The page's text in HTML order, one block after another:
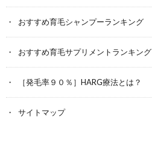
おすすめ育毛シャンプーランキング
おすすめ育毛サプリメントランキング
［発毛率９０％］HARG療法とは？
サイトマップ